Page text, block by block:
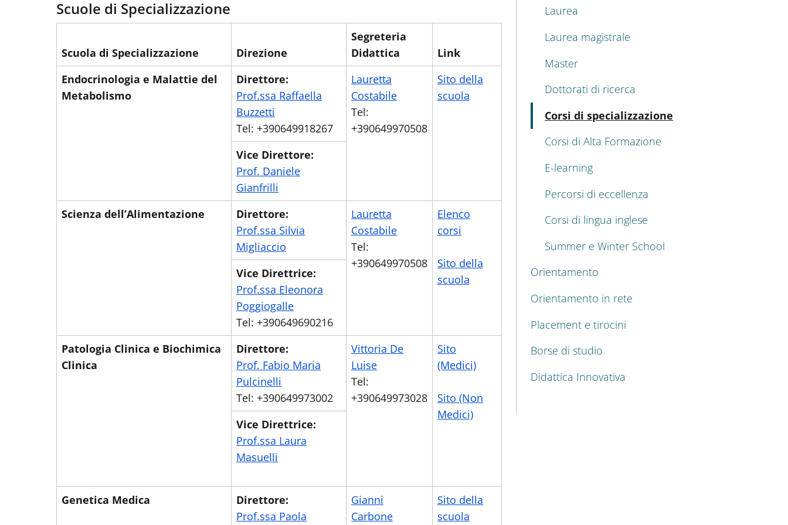
Scuole di Specializzazione
Scuola di Specializzazione Direzione
Segreteria
Didattica
Link
Endocrinologia e Malattie del
Metabolismo
Direttore:
Prof.ssa Raffaella
Buzzetti
Tel: +390649918267
Lauretta
Costabile
Tel:
+390649970508
Sito della
scuola
Vice Direttore:
Prof. Daniele
Gianfrilli
Scienza dell’Alimentazione
Direttore:
Prof.ssa Silvia
Migliaccio
Lauretta
Costabile
Tel:
+390649970508
Elenco
corsi
Sito della
scuola
Vice Direttrice:
Prof.ssa Eleonora
Poggiogalle
Tel: +390649690216
Patologia Clinica e Biochimica
Clinica
Direttore:
Prof. Fabio Maria
Pulcinelli
Tel: +390649973002
Vittoria De
Luise
Tel:
+390649973028
Sito
(Medici)
Sito (Non
Medici)
Vice Direttrice:
Prof.ssa Laura
Masuelli
Genetica Medica
Direttore:
Prof.ssa Paola
Gianni
Carbone
Sito della
scuola
Laurea
Laurea magistrale
Master
Dottorati di ricerca
Corsi di specializzazione
Corsi di Alta Formazione
E-learning
Percorsi di eccellenza
Corsi di lingua inglese
Summer e Winter School
Orientamento
Orientamento in rete
Placement e tirocini
Borse di studio
Didattica Innovativa